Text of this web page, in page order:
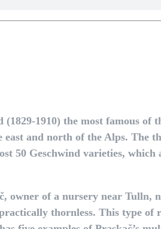
1910) the most famous of
and north of the Alps. The
50 Geschwind varieties, which
owner of a nursery near Tulln,
thornless. This type of